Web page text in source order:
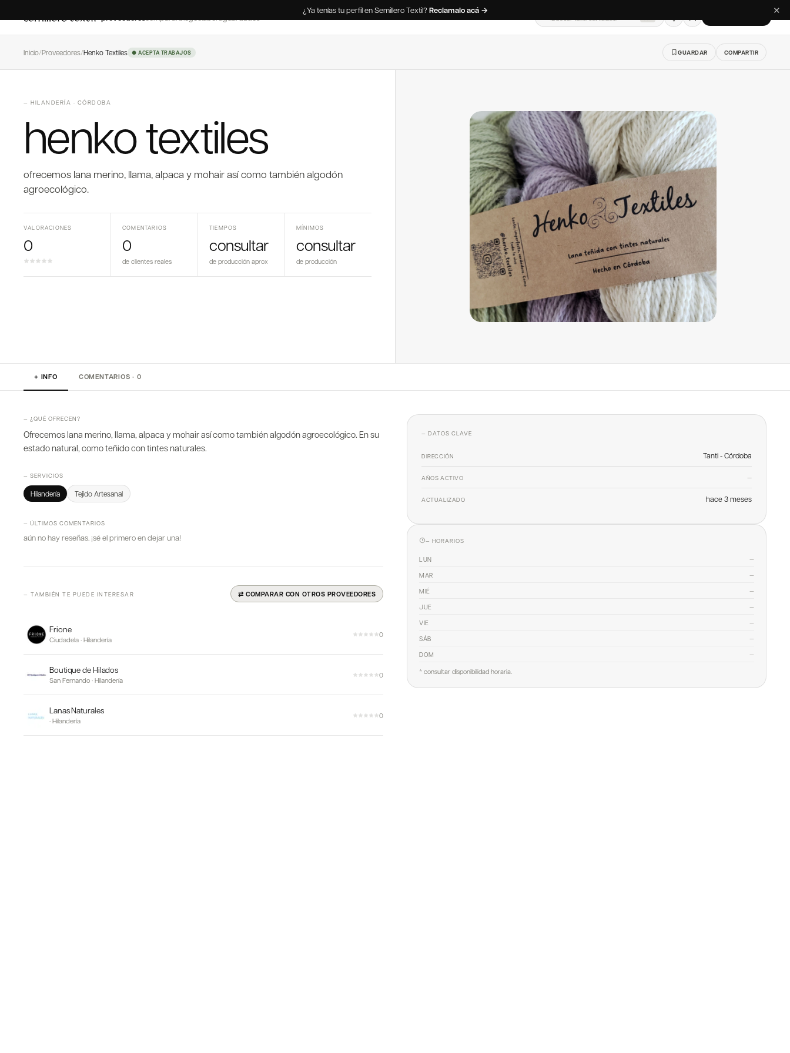
¿Ya tenías tu perfil en Semillero Textil? Reclamalo acá → ✕
Inicio/Proveedores/Henko Textiles ● ACEPTA TRABAJOS GUARDAR COMPARTIR
— HILANDERÍA · CÓRDOBA
henko textiles
ofrecemos lana merino, llama, alpaca y mohair así como también algodón
agroecológico.
VALORACIONES
0
COMENTARIOS
0
de clientes reales
TIEMPOS
consultar
de producción aprox
MÍNIMOS
consultar
de producción
+ INFO COMENTARIOS · 0
— ¿QUÉ OFRECEN?
Ofrecemos lana merino, llama, alpaca y mohair así como también algodón agroecológico. En su
estado natural, como teñido con tintes naturales.
— SERVICIOS
Hilandería Tejido Artesanal
— ÚLTIMOS COMENTARIOS
aún no hay reseñas. ¡sé el primero en dejar una!
— TAMBIÉN TE PUEDE INTERESAR ⇄ COMPARAR CON OTROS PROVEEDORES
Frione
Ciudadela · Hilandería
0
Boutique de Hilados
San Fernando · Hilandería
0
Lanas Naturales
· Hilandería
0
— DATOS CLAVE
DIRECCIÓN Tanti - Córdoba
AÑOS ACTIVO —
ACTUALIZADO hace 3 meses
— HORARIOS
LUN —
MAR —
MIÉ —
JUE —
VIE —
SÁB —
DOM —
* consultar disponibilidad horaria.